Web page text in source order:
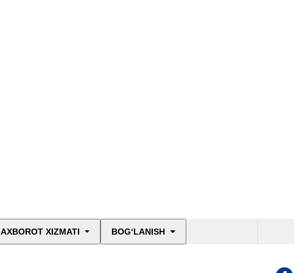
AXBOROT XIZMATI BOG‘LANISH